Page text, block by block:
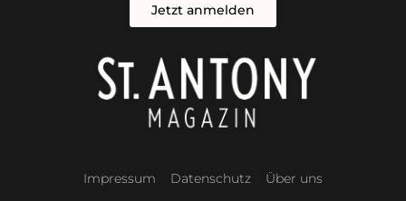
Jetzt anmelden
Impressum Datenschutz Über uns